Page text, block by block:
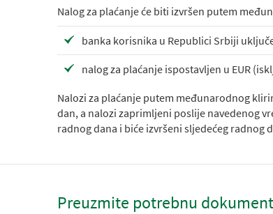
Nalog za plaćanje će biti izvršen putem
banka korisnika u Republici Srbiji
nalog za plaćanje ispostavljen u EUR
Nalozi za plaćanje putem međunarodnog
dan, a nalozi zaprimljeni poslije navedenog
radnog dana i biće izvršeni sljedećeg radnog
Preuzmite potrebnu